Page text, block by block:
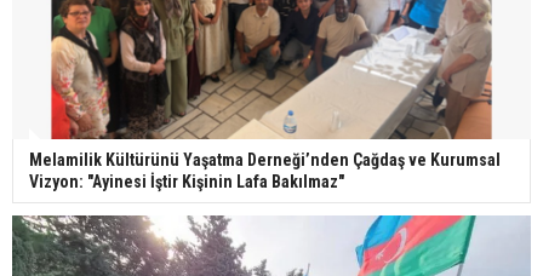
Melamilik Kültürünü Yaşatma Derneği’nden Çağdaş ve Kurumsal
Vizyon: "Ayinesi İştir Kişinin Lafa Bakılmaz"